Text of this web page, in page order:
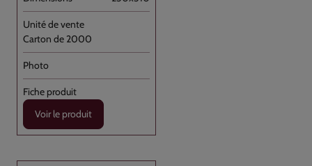
Carton de 2000
Voir le produit